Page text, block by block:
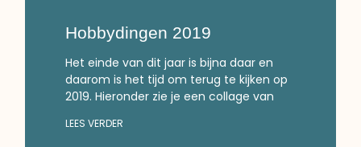
Hobbydingen 2019
Het einde van dit jaar is bijna daar en
daarom is het tijd om terug te kijken op
2019. Hieronder zie je een collage van
LEES VERDER